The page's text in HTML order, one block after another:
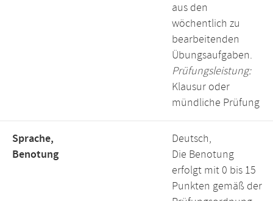
aus den
wöchentlich zu
bearbeitenden
Übungsaufgaben.
Prüfungsleistung:
Klausur oder
mündliche Prüfung
Sprache,
Benotung
Deutsch,
Die Benotung
erfolgt mit 0 bis 15
Punkten gemäß der